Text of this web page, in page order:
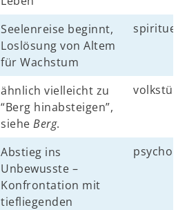
Seelenreise beginnt,
Loslösung von Altem
für Wachstum
spirituell
ähnlich vielleicht zu
“Berg hinabsteigen”,
siehe Berg.
Abstieg ins
Unbewusste –
Konfrontation mit
tiefliegenden